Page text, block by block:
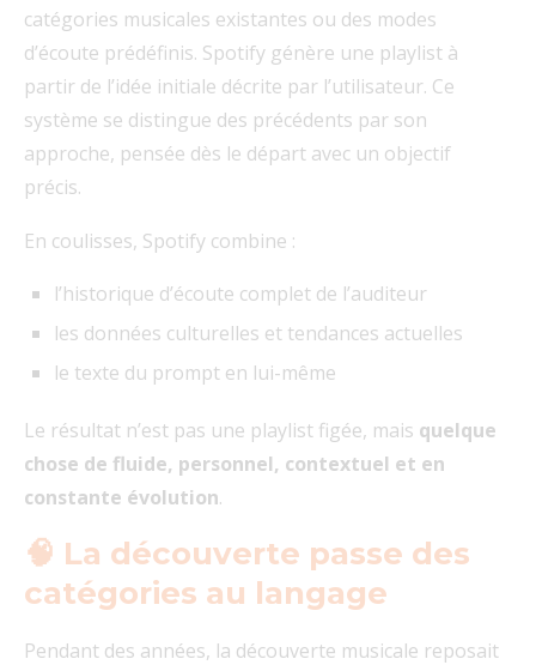
catégories musicales existantes ou des modes
d’écoute prédéfinis. Spotify génère une playlist à
partir de l’idée initiale décrite par l’utilisateur. Ce
système se distingue des précédents par son
approche, pensée dès le départ avec un objectif
précis.
En coulisses, Spotify combine :
l’historique d’écoute complet de l’auditeur
les données culturelles et tendances actuelles
le texte du prompt en lui-même
Le résultat n’est pas une playlist figée, mais quelque
chose de fluide, personnel, contextuel et en
constante évolution.
🧠 La découverte passe des
catégories au langage
Pendant des années, la découverte musicale reposait